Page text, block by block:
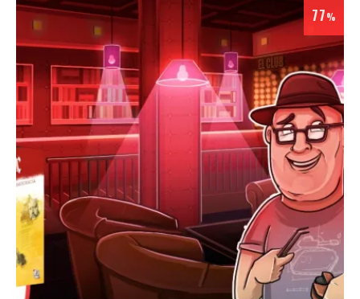
77%